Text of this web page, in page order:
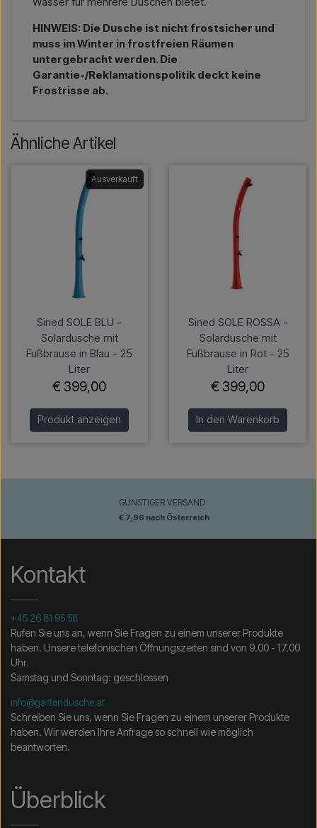
HINWEIS: Die Dusche ist nicht frostsicher und
muss im Winter in frostfreien Räumen
untergebracht werden. Die
Garantie-/Reklamationspolitik deckt keine
Frostrisse ab.
Ähnliche Artikel
Ausverkauft
Sined SOLE BLU -
Solardusche mit
Fußbrause in Blau - 25
Liter
€ 399,00
Produkt anzeigen
Sined SOLE ROSSA -
Solardusche mit
Fußbrause in Rot - 25
Liter
€ 399,00
In den Warenkorb
GÜNSTIGER VERSAND
€ 7,96 nach Österreich
Kontakt
+45 26 81 95 58
Rufen Sie uns an, wenn Sie Fragen zu einem unserer Produkte
haben. Unsere telefonischen Öffnungszeiten sind von 9.00 - 17.00
Uhr.
Samstag und Sonntag: geschlossen
info@gartendusche.at
Schreiben Sie uns, wenn Sie Fragen zu einem unserer Produkte
haben. Wir werden Ihre Anfrage so schnell wie möglich
beantworten.
Überblick